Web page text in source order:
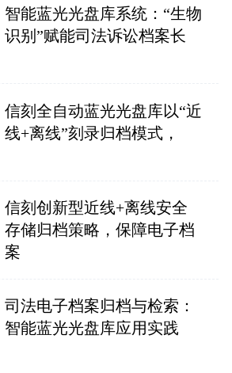
智能蓝光光盘库系统：“生物
识别”赋能司法诉讼档案长
信刻全自动蓝光光盘库以“近
线+离线”刻录归档模式，
信刻创新型近线+离线安全
存储归档策略，保障电子档
案
司法电子档案归档与检索：
智能蓝光光盘库应用实践